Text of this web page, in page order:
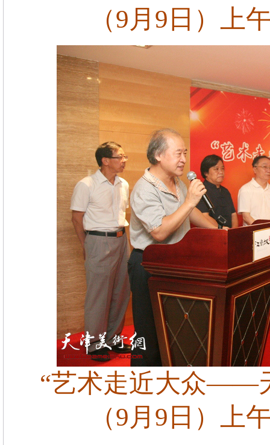
（9月9日）上
“艺术走近大众——
（9月9日）上